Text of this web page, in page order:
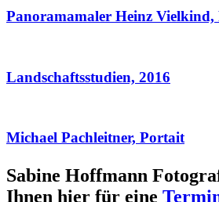
Panoramamaler Heinz Vielkind,
Landschaftsstudien, 2016
Michael Pachleitner, Portait
Sabine Hoffmann
Ihnen hier für eine